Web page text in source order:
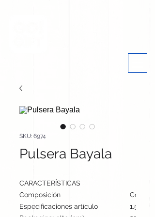
SKU: 6974
Pulsera Bayala
CARACTERÍSTICAS
Composición
Corcho
Especificaciones artículo
1.5 cm